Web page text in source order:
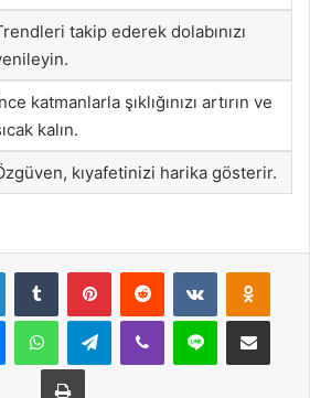
takip ederek dolabınızı
katmanlarla şıklığınızı artırın ve
kalın.
kıyafetinizi harika gösterir.
LinkedInTumblr PinterestReddit VKontakte
MessengerWhatsAppTelegramViber Line E-Posta ile
Yazdır